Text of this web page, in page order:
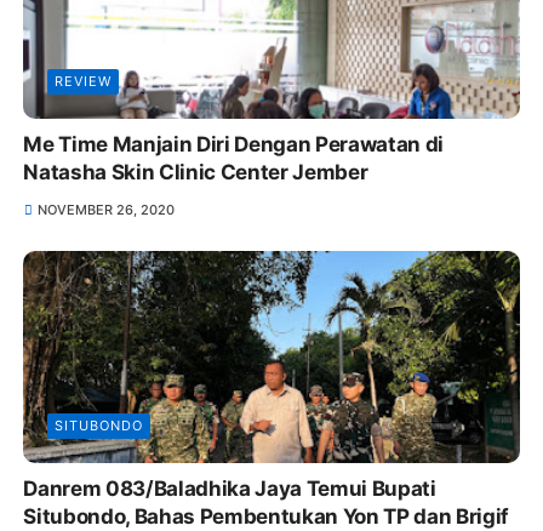
REVIEW
Me Time Manjain Diri Dengan Perawatan di
Natasha Skin Clinic Center Jember
NOVEMBER 26, 2020
SITUBONDO
Danrem 083/Baladhika Jaya Temui Bupati
Situbondo, Bahas Pembentukan Yon TP dan Brigif